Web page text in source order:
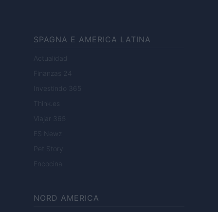
SPAGNA E AMERICA LATINA
Actualidad
Finanzas 24
Investindo 365
Think.es
Viajar 365
ES Newz
Pet Story
Encocina
NORD AMERICA